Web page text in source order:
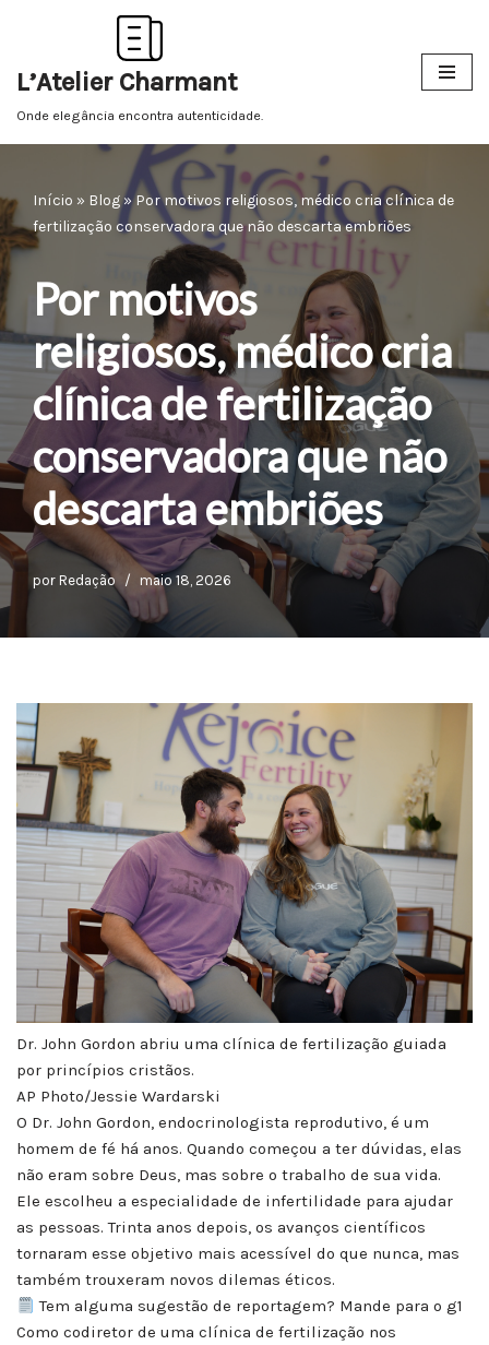
para
o
L’Atelier Charmant
Onde elegância encontra autenticidade.
Início » Blog»Por motivos religiosos, médico cria clínica de
fertilização conservadora que não descarta embriões
Por motivos
religiosos, médico cria
clínica de fertilização
conservadora que não
descarta embriões
por Redação maio 18, 2026
Dr. John Gordon abriu uma clínica de fertilização guiada
por princípios cristãos.
AP Photo/Jessie Wardarski
O Dr. John Gordon, endocrinologista reprodutivo, é um
homem de fé há anos. Quando começou a ter dúvidas, elas
não eram sobre Deus, mas sobre o trabalho de sua vida.
Ele escolheu a especialidade de infertilidade para ajudar
as pessoas. Trinta anos depois, os avanços científicos
tornaram esse objetivo mais acessível do que nunca, mas
também trouxeram novos dilemas éticos.
Tem alguma sugestão de reportagem? Mande para o g1
Como codiretor de uma clínica de fertilização nos